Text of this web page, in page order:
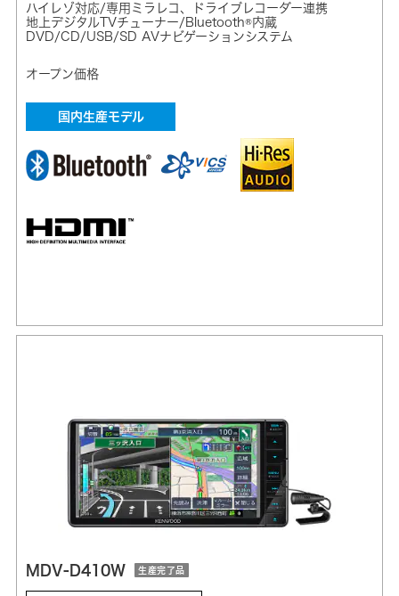
ハイレゾ対応/専用ミラレコ、ドライブレコーダー連携
地上デジタルTVチューナー/Bluetooth®内蔵
DVD/CD/USB/SD AVナビゲーションシステム
オープン価格
国内生産モデル
MDV-D410W 生産完了品